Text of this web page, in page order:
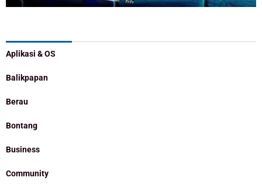
Aplikasi & OS
Balikpapan
Berau
Bontang
Business
Community